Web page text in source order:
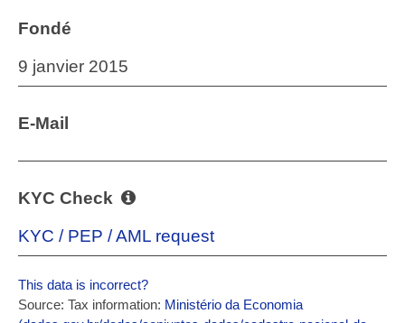
Fondé
9 janvier 2015
E-Mail
KYC Check
KYC / PEP / AML request
This data is incorrect?
Source: Tax information: Ministério da Economia